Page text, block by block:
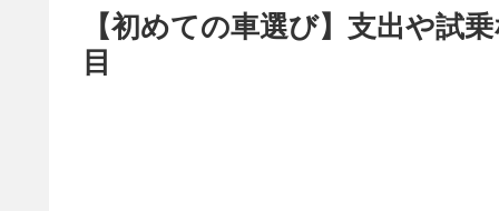
【初めての車選び】支出や試
目